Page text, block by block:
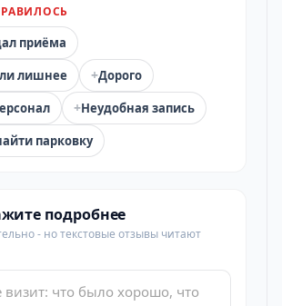
приёма
лишнее +Дорого
+Неудобная запись
парковку
подробнее
- но текстовые отзывы читают